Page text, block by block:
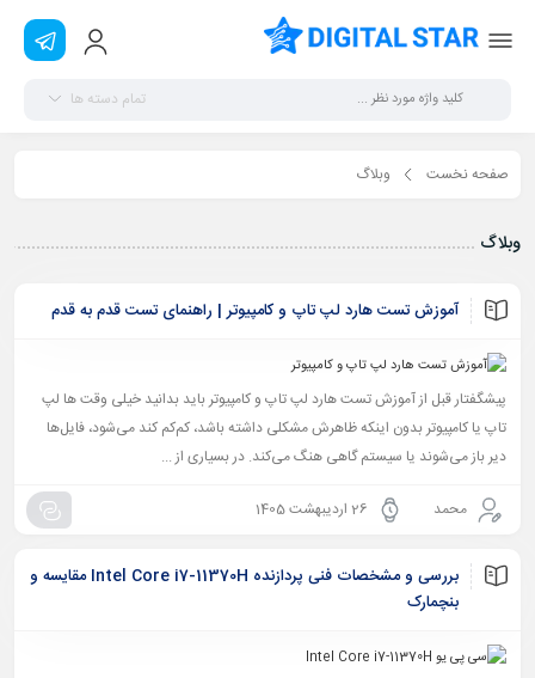
تمام دسته ها
صفحه نخست وبلاگ
وبلاگ
آموزش تست هارد لپ تاپ و کامپیوتر | راهنمای تست قدم به قدم
پیشگفتار قبل از آموزش تست هارد لپ تاپ و کامپیوتر باید بدانید خیلی وقت‌ ها لپ
تاپ یا کامپیوتر بدون اینکه ظاهرش مشکلی داشته باشد، کم‌کم کند می‌شود، فایل‌ها
دیر باز می‌شوند یا سیستم گاهی هنگ می‌کند. در بسیاری از ...
محمد 26 اردیبهشت 1405
بررسی و مشخصات فنی پردازنده Intel Core i7-11370H مقایسه و
بنچمارک